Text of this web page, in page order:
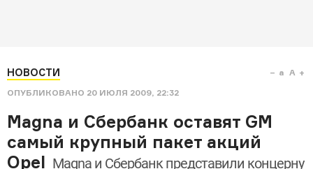
НОВОСТИ
ОПУБЛИКОВАНО 20 ИЮЛЯ 2009, 22:32
a A
Magna и Сбербанк оставят GM
самый крупный пакет акций
Opel Magna и Сбербанк представили концерну